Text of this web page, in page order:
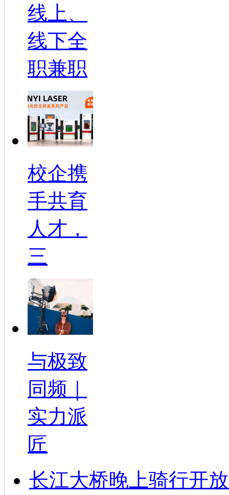
线上、
线下全
职兼职
校企携
手共育
人才，
三
与极致
同频｜
实力派
匠
长江大桥晚上骑行开